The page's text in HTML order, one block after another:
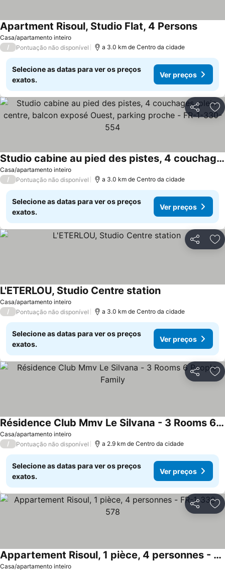
Casa/apartamento inteiro
Apartment Risoul, Studio Flat, 4 Persons
/ Pontuação não disponível a 3.0 km de Centro da cidade
Selecione as datas para ver os preços
exatos.
Ver preços
Partilhar
Casa/apartamento inteiro
Studio cabine au pied des pistes, 4 couchages, plein centre, balcon exposé Ouest, parking proche - FR-1-330-554
/ Pontuação não disponível a 3.0 km de Centro da cidade
Selecione as datas para ver os preços
exatos.
Ver preços
Partilhar
Casa/apartamento inteiro
L'ETERLOU, Studio Centre station
/ Pontuação não disponível a 3.0 km de Centro da cidade
Selecione as datas para ver os preços
exatos.
Ver preços
Partilhar
Casa/apartamento inteiro
Résidence Club Mmv Le Silvana - 3 Rooms 6 People Family
/ Pontuação não disponível a 2.9 km de Centro da cidade
Selecione as datas para ver os preços
exatos.
Ver preços
Partilhar
Casa/apartamento inteiro
Appartement Risoul, 1 pièce, 4 personnes - FR-1-330-578